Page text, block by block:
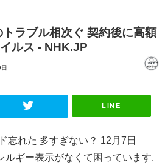
ラブル相次ぐ 契約後に高額
ルス - NHK.JP
LINE
忘れた 多すぎない？ 12月7日
ルギー表示がなくて困っています.